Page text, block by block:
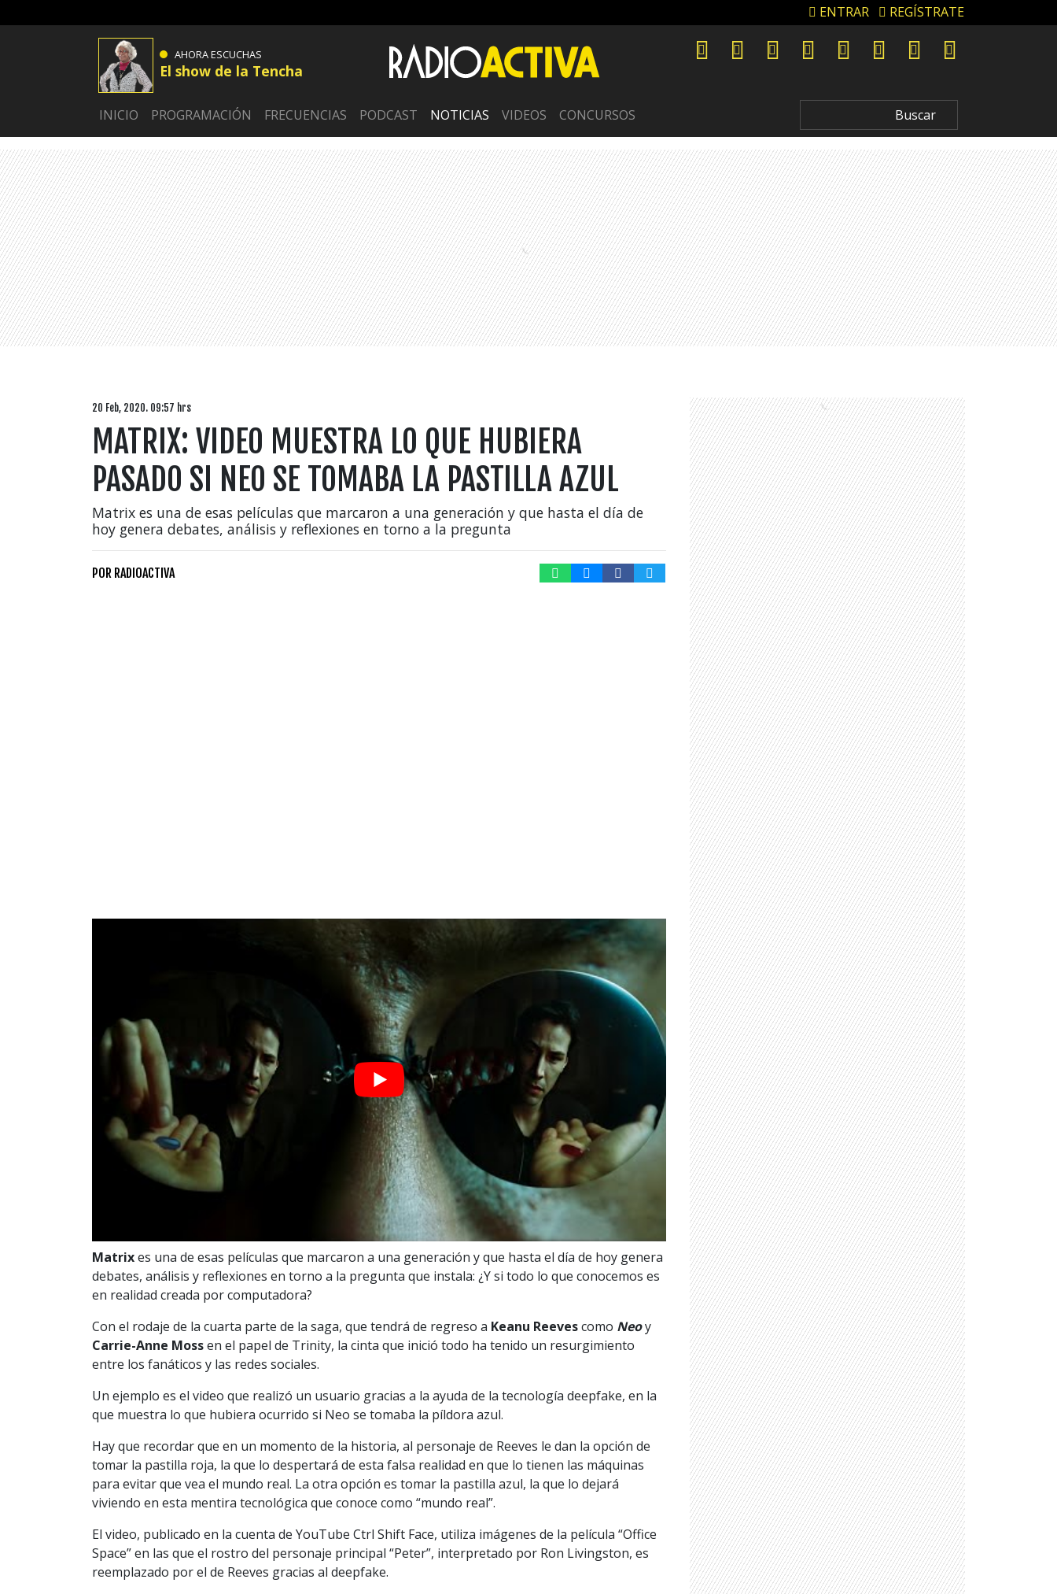
ENTRAR REGÍSTRATE
AHORA ESCUCHAS
El show de la Tencha
INICIO PROGRAMACIÓN FRECUENCIAS PODCAST NOTICIAS VIDEOS CONCURSOS
20 Feb, 2020. 09:57 hrs
MATRIX: VIDEO MUESTRA LO QUE HUBIERA
PASADO SI NEO SE TOMABA LA PASTILLA AZUL
Matrix es una de esas películas que marcaron a una generación y que hasta el día de
hoy genera debates, análisis y reflexiones en torno a la pregunta
POR RADIOACTIVA
Matrixes una de esas películas que marcaron a una generación y que hasta el día de hoy genera
debates, análisis y reflexiones en torno a la pregunta que instala: ¿Y si todo lo que conocemos es
en realidad creada por computadora?
Con el rodaje de la cuarta parte de la saga, que tendrá de regreso a Keanu Reevescomo Neoy
Carrie-Anne Mossen el papel de Trinity, la cinta que inició todo ha tenido un resurgimiento
entre los fanáticos y las redes sociales.
Un ejemplo es el video que realizó un usuario gracias a la ayuda de la tecnología deepfake, en la
que muestra lo que hubiera ocurrido si Neo se tomaba la píldora azul.
Hay que recordar que en un momento de la historia, al personaje de Reeves le dan la opción de
tomar la pastilla roja, la que lo despertará de esta falsa realidad en que lo tienen las máquinas
para evitar que vea el mundo real. La otra opción es tomar la pastilla azul, la que lo dejará
viviendo en esta mentira tecnológica que conoce como “mundo real”.
El video, publicado en la cuenta de YouTube Ctrl Shift Face, utiliza imágenes de la película “Office
Space” en las que el rostro del personaje principal “Peter”, interpretado por Ron Livingston, es
reemplazado por el de Reeves gracias al deepfake.